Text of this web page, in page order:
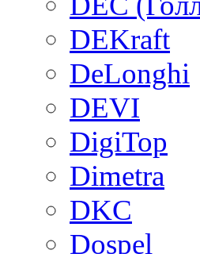
DEKraft
DeLonghi
DEVI
DigiTop
Dimetra
DKC
Dospel